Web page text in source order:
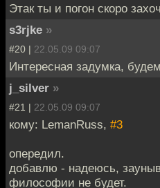
Этак ты и погон скоро
s3rjke »
#20 | 22.05.09 09:07
Интересная задумка,
j_silver »
#21 | 22.05.09 09:07
кому: LemanRuss, #3
опередил.
добавлю - надеюсь,
философии не будет.